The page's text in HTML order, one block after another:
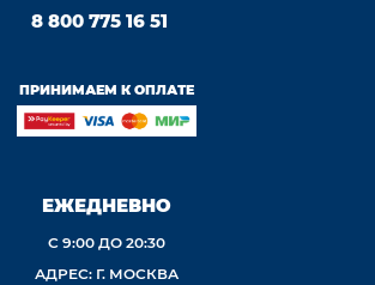
8 800 775 16 51
ПРИНИМАЕМ К ОПЛАТЕ
ЕЖЕДНЕВНО
С 9:00 ДО 20:30
АДРЕС: Г. МОСКВА